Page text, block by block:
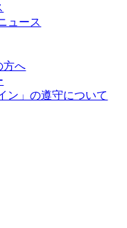
ュース
方へ
ン」の遵守について